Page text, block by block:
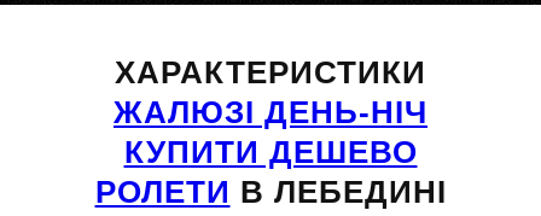
ХАРАКТЕРИСТИКИ
ЖАЛЮЗІ ДЕНЬ-НІЧ
КУПИТИ ДЕШЕВО
РОЛЕТИ В ЛЕБЕДИНІ